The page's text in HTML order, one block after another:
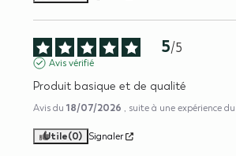
5/5
Avis vérifié
Produit basique et de qualité
Avis du18/07/2026 , suite à une expérience du
Utile(0) Signaler